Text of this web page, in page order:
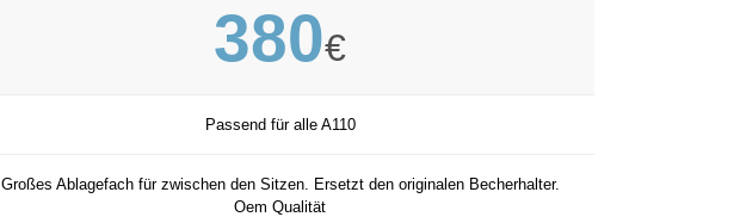
380€
Passend für alle A110
Großes Ablagefach für zwischen den Sitzen. Ersetzt den originalen Becherhalter.
Oem Qualität